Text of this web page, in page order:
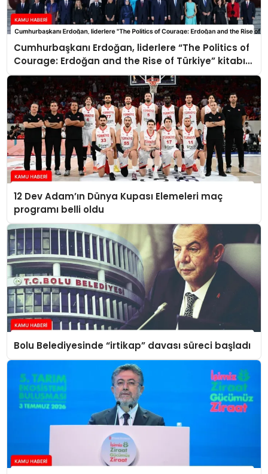
Cumhurbaşkanı Erdoğan, liderlere “The Politics of
Courage: Erdoğan and the Rise of Türkiye” kitabını
takdim etti
12 Dev Adam’ın Dünya Kupası Elemeleri maç
programı belli oldu
Bolu Belediyesinde “irtikap” davası süreci başladı